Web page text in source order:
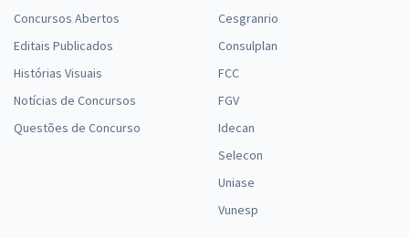
Concursos Abertos
Editais Publicados
Histórias Visuais
Notícias de Concursos
Questões de Concurso
Cesgranrio
Consulplan
FCC
FGV
Idecan
Selecon
Uniase
Vunesp